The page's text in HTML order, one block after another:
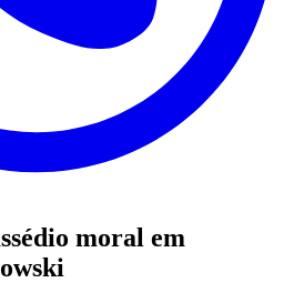
moral em